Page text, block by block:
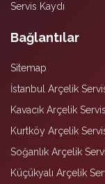
Servis Kaydı
Bağlantılar
Sitemap
İstanbul Arçelik
Kavacık Arçelik
Kurtköy Arçelik
Soğanlık Arçelik
Küçükyalı Arçelik